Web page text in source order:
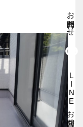
お問合わせ
LINEお問合せ